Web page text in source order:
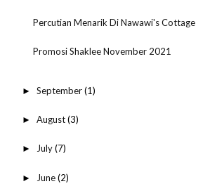
Percutian Menarik Di Nawawi's Cottage
Promosi Shaklee November 2021
► September(1)
► August(3)
► July(7)
► June(2)